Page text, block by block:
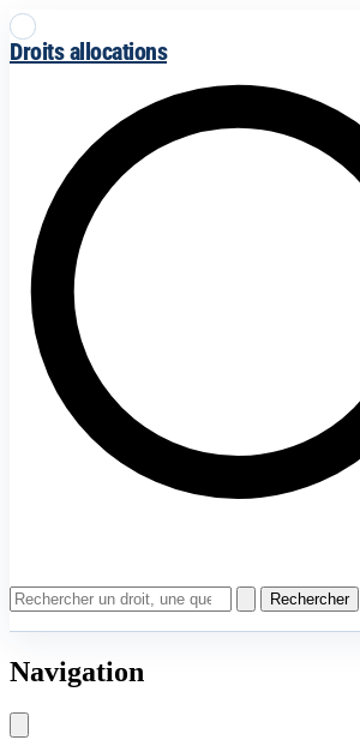
Droits allocations
Rechercher
Navigation